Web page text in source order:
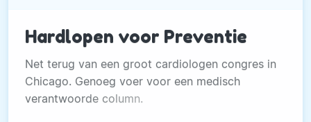
Hardlopen voor Preventie
Net terug van een groot cardiologen congres in
Chicago. Genoeg voer voor een medisch
verantwoorde column.